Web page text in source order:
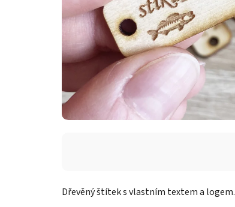
Dřevěný štítek s vlastním textem a logem.